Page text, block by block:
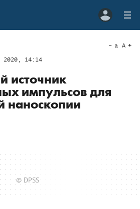
2020, 14:14
a A
источник
импульсов для
наноскопии
© DPSS